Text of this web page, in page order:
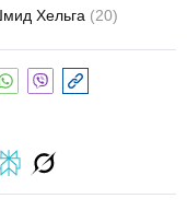
Хельга (20)